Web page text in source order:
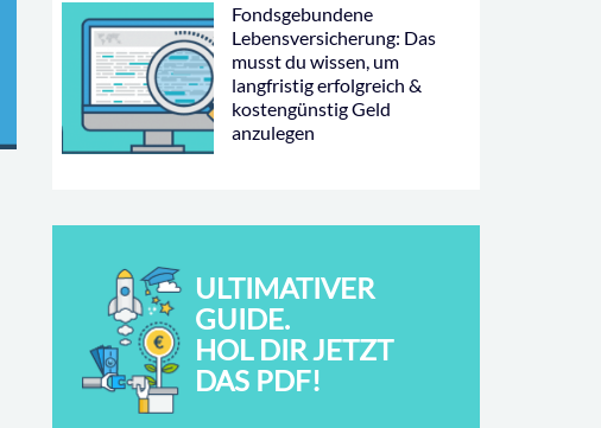
Fondsgebundene
Lebensversicherung: Das
musst du wissen, um
langfristig erfolgreich &
kostengünstig Geld
anzulegen
ULTIMATIVER
GUIDE.
HOL DIR JETZT
DAS PDF!